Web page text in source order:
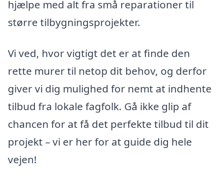
hjælpe med alt fra små reparationer til
større tilbygningsprojekter.
Vi ved, hvor vigtigt det er at finde den
rette murer til netop dit behov, og derfor
giver vi dig mulighed for nemt at indhente
tilbud fra lokale fagfolk. Gå ikke glip af
chancen for at få det perfekte tilbud til dit
projekt – vi er her for at guide dig hele
vejen!